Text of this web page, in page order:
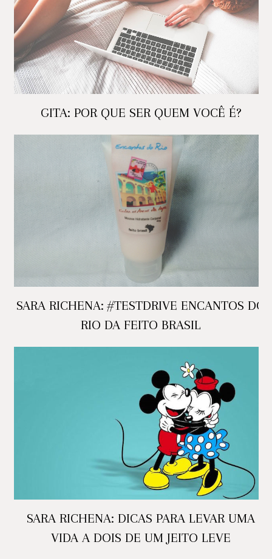
GITA: POR QUE SER QUEM VOCÊ É?
SARA RICHENA: #TESTDRIVE ENCANTOS DO
RIO DA FEITO BRASIL
SARA RICHENA: DICAS PARA LEVAR UMA
VIDA A DOIS DE UM JEITO LEVE